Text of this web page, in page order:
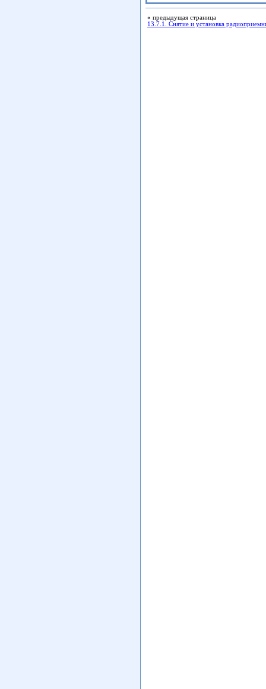
« предыдущая страница
13.7.1. Снятие и установка